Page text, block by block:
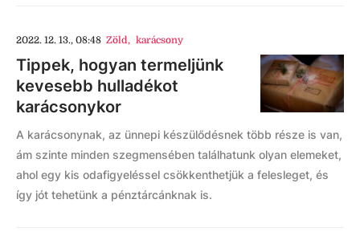
2022. 12. 13., 08:48 Zöld, karácsony
Tippek, hogyan termeljünk
kevesebb hulladékot
karácsonykor
A karácsonynak, az ünnepi készülődésnek több része is van,
ám szinte minden szegmensében találhatunk olyan elemeket,
ahol egy kis odafigyeléssel csökkenthetjük a felesleget, és
így jót tehetünk a pénztárcánknak is.